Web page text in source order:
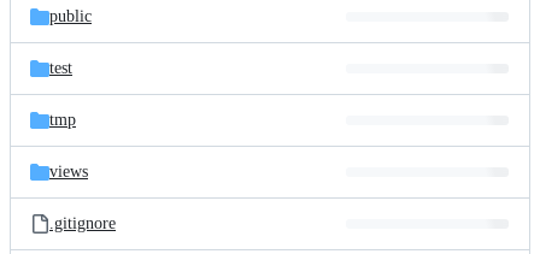
public
test
tmp
views
.gitignore